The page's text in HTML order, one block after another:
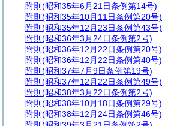
附則 (昭和35年6月21日条例第14号)
附則 (昭和35年10月11日条例第20号)
附則 (昭和35年12月23日条例第43号)
附則 (昭和36年3月24日条例第2号)
附則 (昭和36年12月22日条例第20号)
附則 (昭和36年12月22日条例第40号)
附則 (昭和37年7月9日条例第19号)
附則 (昭和37年12月22日条例第49号)
附則 (昭和38年3月22日条例第2号)
附則 (昭和38年10月18日条例第29号)
附則 (昭和38年12月24日条例第46号)